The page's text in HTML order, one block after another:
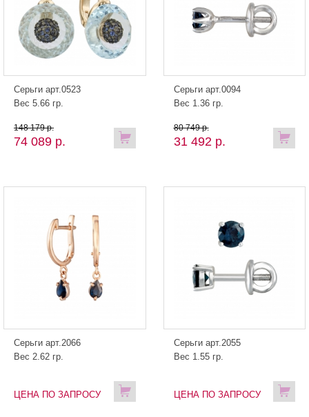
Серьги арт.0523
Вес 5.66 гр.
74 089 р.
148 179 р.
Серьги арт.0094
Вес 1.36 гр.
31 492 р.
80 749 р.
Серьги арт.2066
Вес 2.62 гр.
ЦЕНА ПО ЗАПРОСУ
Серьги арт.2055
Вес 1.55 гр.
ЦЕНА ПО ЗАПРОСУ